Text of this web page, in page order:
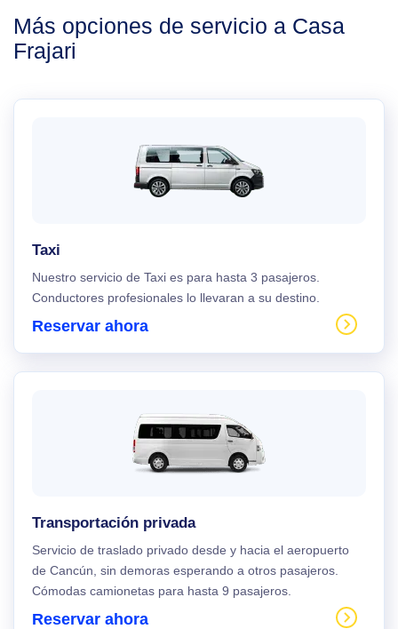
Más opciones de servicio a Casa
Frajari
Taxi
Nuestro servicio de Taxi es para hasta 3 pasajeros.
Conductores profesionales lo llevaran a su destino.
Reservar ahora
Transportación privada
Servicio de traslado privado desde y hacia el aeropuerto
de Cancún, sin demoras esperando a otros pasajeros.
Cómodas camionetas para hasta 9 pasajeros.
Reservar ahora